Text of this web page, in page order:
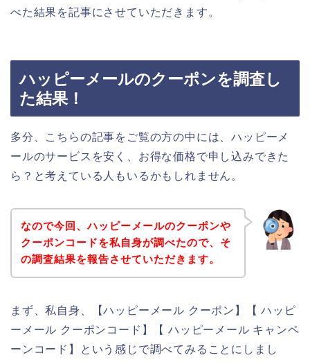
べた結果を記事にさせていただきます。
ハッピーメールのクーポンを調査し
た結果！
多分、こちらの記事をご覧の方の中には、ハッピーメ
ールのサービスを安く、お得な価格で申し込みできた
ら？と考えている人もいるかもしれません。
なので今回、ハッピーメールのクーポンや
クーポンコードを私自身が調べたので、そ
の調査結果を報告させていただきます。
まず、私自身、【ハッピーメール クーポン】【 ハッピ
ーメール クーポンコード】【 ハッピーメール キャンペ
ーンコード】という感じで調べてみることにしまし